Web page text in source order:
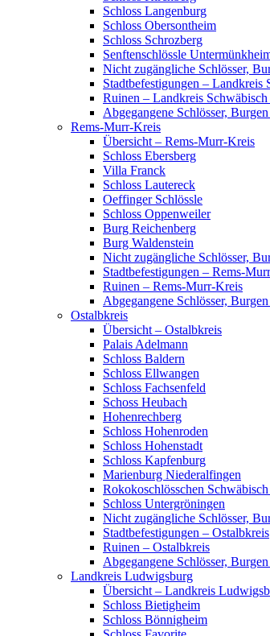
Schloss Langenburg
Schloss Obersontheim
Schloss Schrozberg
Senftenschlössle
Nicht zugängliche Schlösser,
Stadtbefestigungen – Landkreis
Ruinen – Landkreis
Abgegangene Schlösser,
Rems-Murr-Kreis
Übersicht – Rems-Murr-Kreis
Schloss Ebersberg
Villa Franck
Schloss Lautereck
Oeffinger Schlössle
Schloss Oppenweiler
Burg Reichenberg
Burg Waldenstein
Nicht zugängliche Schlösser,
Stadtbefestigungen – Rems-
Ruinen – Rems-Murr-Kreis
Abgegangene Schlösser,
Ostalbkreis
Übersicht – Ostalbkreis
Palais Adelmann
Schloss Baldern
Schloss Ellwangen
Schloss Fachsenfeld
Schoss Heubach
Hohenrechberg
Schloss Hohenroden
Schloss Hohenstadt
Schloss Kapfenburg
Marienburg Niederalfingen
Rokokoschlösschen
Schloss Untergröningen
Nicht zugängliche Schlösser,
Stadtbefestigungen – Ostalbkreis
Ruinen – Ostalbkreis
Abgegangene Schlösser,
Landkreis Ludwigsburg
Übersicht – Landkreis
Schloss Bietigheim
Schloss Bönnigheim